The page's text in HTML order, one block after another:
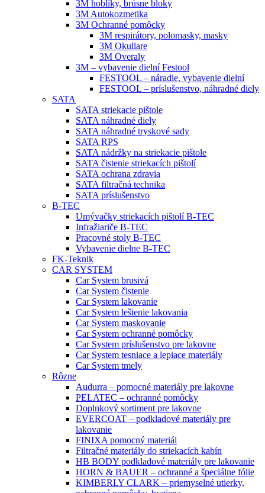
3M hoblíky, brúsne bloky
3M Autokozmetika
3M Ochranné pomôcky
3M respirátory, polomasky, masky
3M Okuliare
3M Overaly
3M – vybavenie dielní Festool
FESTOOL – náradie, vybavenie dielní
FESTOOL – príslušenstvo, náhradné diely
SATA
SATA striekacie pištole
SATA náhradné diely
SATA náhradné tryskové sady
SATA RPS
SATA nádržky na striekacie pištole
SATA čistenie striekacích pištolí
SATA ochrana zdravia
SATA filtračná technika
SATA príslušenstvo
B-TEC
Umývačky striekacích pištolí B-TEC
Infražiariče B-TEC
Pracovné stoly B-TEC
Vybavenie dielne B-TEC
FK-Teknik
CAR SYSTEM
Car System brusivá
Car System čistenie
Car System lakovanie
Car System leštenie lakovania
Car System maskovanie
Car System ochranné pomôcky
Car System príslušenstvo pre lakovne
Car System tesniace a lepiace materiály
Car System tmely
Rôzne
Audurra – pomocné materiály pre lakovne
PELATEC – ochranné pomôcky
Doplnkový sortiment pre lakovne
EVERCOAT – podkladové materiály pre
lakovanie
FINIXA pomocný materiál
Filtračné materiály do striekacích kabín
HB BODY podkladové materiály pre lakovanie
HORN & BAUER – ochranné a špeciálne fólie
KIMBERLY CLARK – priemyselné utierky,